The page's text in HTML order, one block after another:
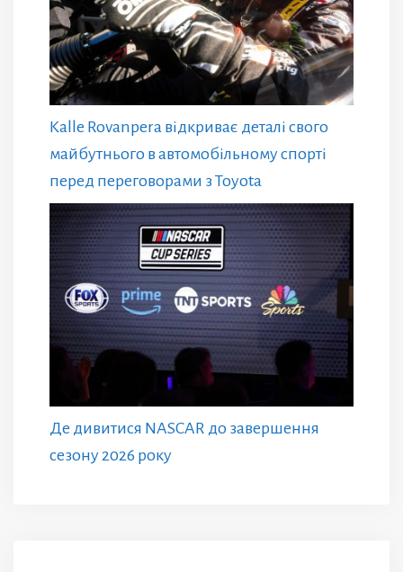
Kalle Rovanpera відкриває деталі свого
майбутнього в автомобільному спорті
перед переговорами з Toyota
Де дивитися NASCAR до завершення
сезону 2026 року